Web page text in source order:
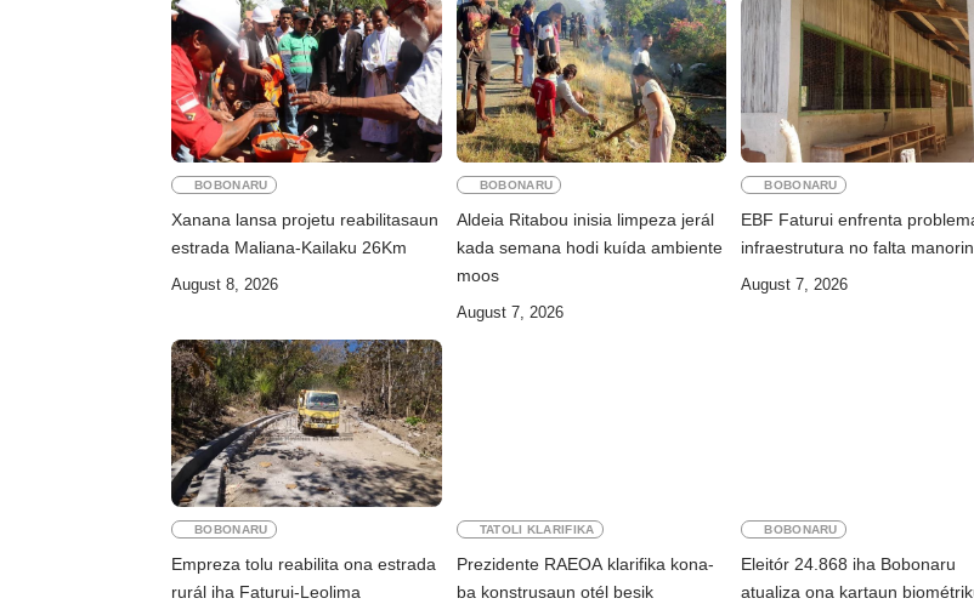
BOBONARU
Xanana lansa projetu reabilitasaun
estrada Maliana-Kailaku 26Km
August 8, 2026
BOBONARU
Aldeia Ritabou inisia limpeza jerál
kada semana hodi kuída ambiente
moos
August 7, 2026
BOBONARU
EBF Faturui enfrenta
infraestrutura no falta manorin
August 7, 2026
BOBONARU
Empreza tolu reabilita ona estrada
rurál iha Faturui-Leolima
TATOLI KLARIFIKA
Prezidente RAEOA klarifika kona-
ba konstrusaun otél besik
BOBONARU
Eleitór 24.868 iha Bobonaru
atualiza ona kartaun